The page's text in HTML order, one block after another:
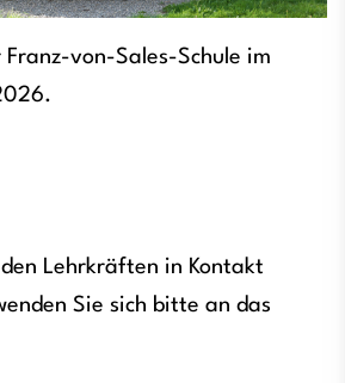
Franz-von-Sales-Schule im
Lehrkräften in Kontakt
Sie sich bitte an das